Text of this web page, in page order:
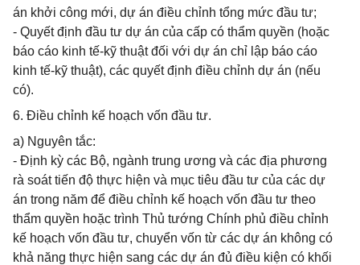
án khởi công mới, dự án điều chỉnh tổng mức đầu tư;
- Quyết định đầu tư dự án của cấp có thẩm quyền (hoặc
báo cáo kinh tế-kỹ thuật đối với dự án chỉ lập báo cáo
kinh tế-kỹ thuật), các quyết định điều chỉnh dự án (nếu
có).
6. Điều chỉnh kế hoạch vốn đầu tư.
a) Nguyên tắc:
- Định kỳ các Bộ, ngành trung ương và các địa phương
rà soát tiến độ thực hiện và mục tiêu đầu tư của các dự
án trong năm để điều chỉnh kế hoạch vốn đầu tư theo
thẩm quyền hoặc trình Thủ tướng Chính phủ điều chỉnh
kế hoạch vốn đầu tư, chuyển vốn từ các dự án không có
khả năng thực hiện sang các dự án đủ điều kiện có khối